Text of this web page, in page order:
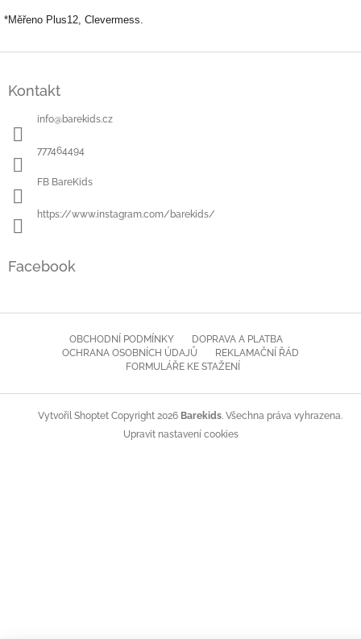
*Měřeno Plus12, Clevermess.
Kontakt
info@barekids.cz
777464494
FB BareKids
https://www.instagram.com/barekids/
Facebook
OBCHODNÍ PODMÍNKY
DOPRAVA A PLATBA
OCHRANA OSOBNÍCH ÚDAJŮ
REKLAMAČNÍ ŘÁD
FORMULÁŘE KE STAŽENÍ
Vytvořil Shoptet Copyright 2026 Barekids. Všechna práva vyhrazena.
Upravit nastavení cookies